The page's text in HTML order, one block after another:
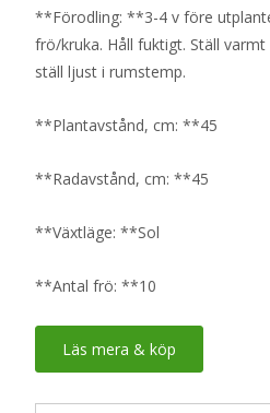
**Förodling: **3-4 v före
frö/kruka. Håll fuktigt. Ställ
ställ ljust i rumstemp.
**Plantavstånd, cm: **45
**Radavstånd, cm: **45
**Växtläge: **Sol
**Antal frö: **10
Läs mera & köp